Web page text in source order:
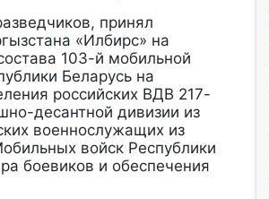
принял
«Илбирс» на
103-й мобильной
Беларусь на
российских ВДВ 217-
десантной дивизии из
военнослужащих из
войск Республики
боевиков и обеспечения